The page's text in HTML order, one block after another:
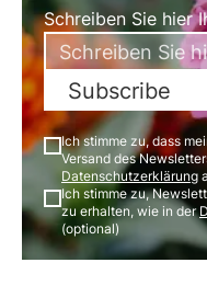
Schreiben Sie hier
Subscribe
Ich stimme zu, dass
Versand des
Datenschutzerklärung
Ich stimme zu,
zu erhalten, wie in der
(optional)